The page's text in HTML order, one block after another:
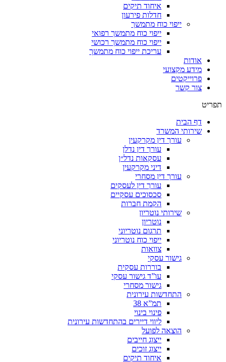
איחוד תיקים
חדלות פירעון
ייפוי כוח מתמשך
ייפוי כוח מתמשך רפואי
ייפוי כוח מתמשך רכושי
עריכת ייפוי כוח מתמשך
אודות
מידע מקצועי
פרוייקטים
צור קשר
תפריט
דף הבית
שירותי המשרד
עורך דין מקרקעין
עורך דין נדלן
עסקאות נדל״ן
דיני מקרקעין
עורך דין מסחרי
עורך דין לעסקים
סכסוכים עסקיים
הקמת חברות
שירותי נוטריון
נוטריון
תרגום נוטריוני
ייפוי כוח נוטריוני
צוואות
גישור עסקי
בוררות עסקית
עו”ד גישור עסקי
גישור מסחרי
התחדשות עירונית
תמ”א 38
פינוי בינוי
ליווי דיירים בהתחדשות עירונית
הוצאה לפועל
ייצוג חייבים
ייצוג זוכים
איחוד תיקים